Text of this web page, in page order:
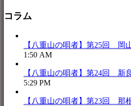
コラム
【八重山の唄者】第25回 岡
1:50 AM
【八重山の唄者】第24回 新
5:29 PM
【八重山の唄者】第23回 那